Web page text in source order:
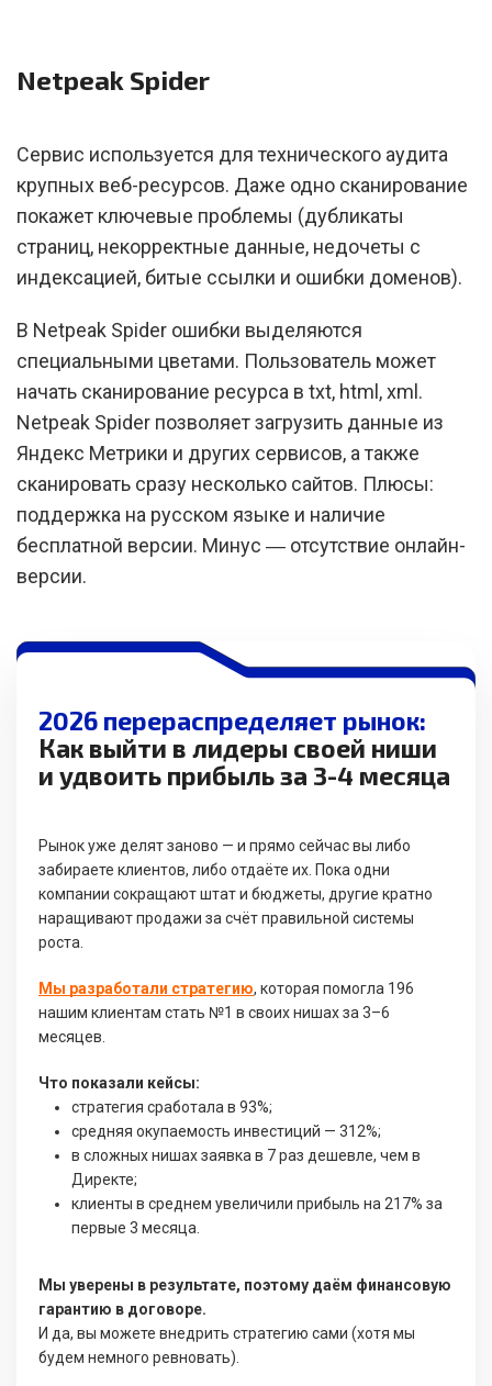
Netpeak Spider
Сервис используется для технического аудита
крупных веб-ресурсов. Даже одно сканирование
покажет ключевые проблемы (дубликаты
страниц, некорректные данные, недочеты с
индексацией, битые ссылки и ошибки доменов).
В Netpeak Spider ошибки выделяются
специальными цветами. Пользователь может
начать сканирование ресурса в txt, html, xml.
Netpeak Spider позволяет загрузить данные из
Яндекс Метрики и других сервисов, а также
сканировать сразу несколько сайтов. Плюсы:
поддержка на русском языке и наличие
бесплатной версии. Минус ― отсутствие онлайн-
версии.
2026 перераспределяет рынок:
Как выйти в лидеры своей ниши
и удвоить прибыль за 3-4 месяца
Рынок уже делят заново — и прямо сейчас вы либо
забираете клиентов, либо отдаёте их. Пока одни
компании сокращают штат и бюджеты, другие кратно
наращивают продажи за счёт правильной системы
роста.
Мы разработали стратегию, которая помогла 196
нашим клиентам стать №1 в своих нишах за 3–6
месяцев.
Что показали кейсы:
стратегия сработала в 93%;
средняя окупаемость инвестиций — 312%;
в сложных нишах заявка в 7 раз дешевле, чем в
Директе;
клиенты в среднем увеличили прибыль на 217% за
первые 3 месяца.
Мы уверены в результате, поэтому даём финансовую
гарантию в договоре.
И да, вы можете внедрить стратегию сами (хотя мы
будем немного ревновать).